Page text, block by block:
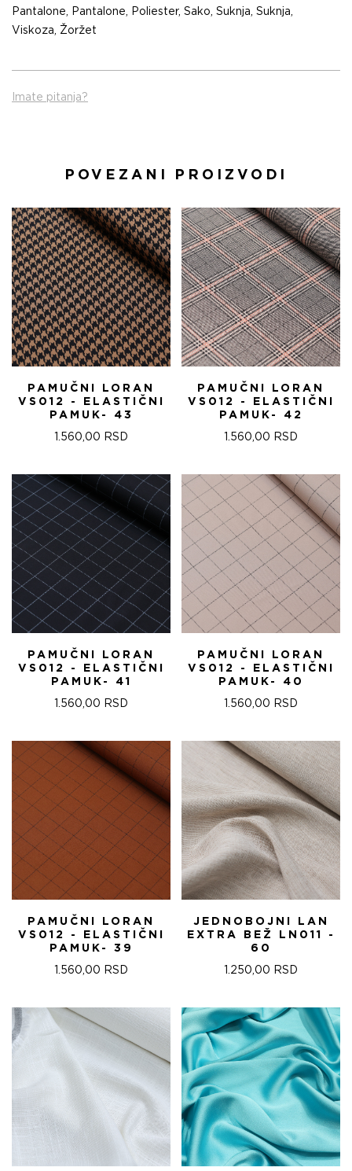
Pantalone, Pantalone, Poliester, Sako, Suknja, Suknja,
Viskoza, Žoržet
Imate pitanja?
POVEZANI PROIZVODI
PAMUČNI LORAN
VS012 - ELASTIČNI
PAMUK- 43
1.560,00 RSD
PAMUČNI LORAN
VS012 - ELASTIČNI
PAMUK- 42
1.560,00 RSD
PAMUČNI LORAN
VS012 - ELASTIČNI
PAMUK- 41
1.560,00 RSD
PAMUČNI LORAN
VS012 - ELASTIČNI
PAMUK- 40
1.560,00 RSD
PAMUČNI LORAN
VS012 - ELASTIČNI
PAMUK- 39
1.560,00 RSD
JEDNOBOJNI LAN
EXTRA BEŽ LN011 -
60
1.250,00 RSD